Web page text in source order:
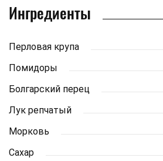
Ингредиенты
Перловая крупа
Помидоры
Болгарский перец
Лук репчатый
Морковь
Сахар